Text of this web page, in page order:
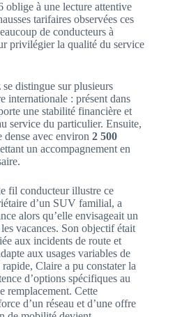
oblige à une lecture attentive
tarifaires observées ces
de conducteurs à
privilégier la qualité du service
se distingue sur plusieurs
internationale : présent dans
une stabilité financière et
service du particulier. Ensuite,
avec environ 2 500
un accompagnement en
fil conducteur illustre ce
d’un SUV familial, a
alors qu’elle envisageait un
vacances. Son objectif était
aux incidents de route et
aux usages variables de
Claire a pu constater la
d’options spécifiques au
remplacement. Cette
d’un réseau et d’une offre